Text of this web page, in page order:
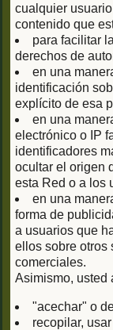
cualquier
contenido que
para facilitar
derechos de
en una
identificación
explícito de esa
en una
electrónico o IP
identificadores
ocultar el origen
esta Red o a los
en una
forma de
a usuarios que
ellos sobre otros
comerciales.
Asimismo, usted
"acechar" o
recopilar,